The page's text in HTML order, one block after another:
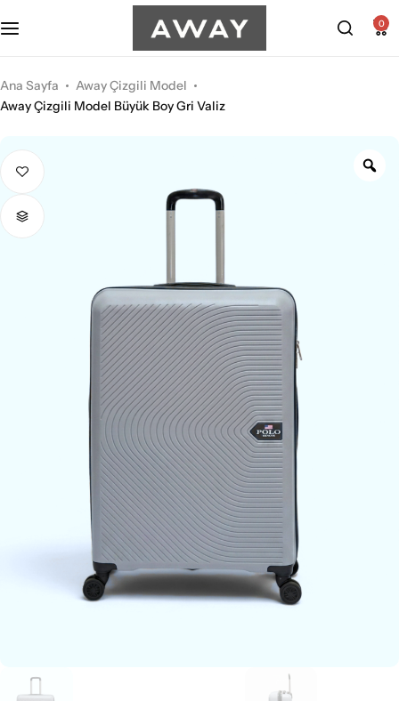
0
Ana Sayfa
Away Çizgili Model
Away Çizgili Model Büyük Boy Gri Valiz